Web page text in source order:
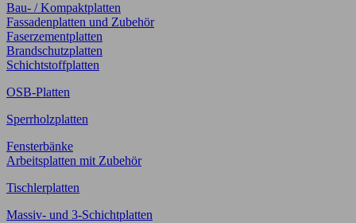
Bau- / Kompaktplatten
Fassadenplatten und Zubehör
Faserzementplatten
Brandschutzplatten
Schichtstoffplatten
OSB-Platten
Sperrholzplatten
Fensterbänke
Arbeitsplatten mit Zubehör
Tischlerplatten
Massiv- und 3-Schichtplatten